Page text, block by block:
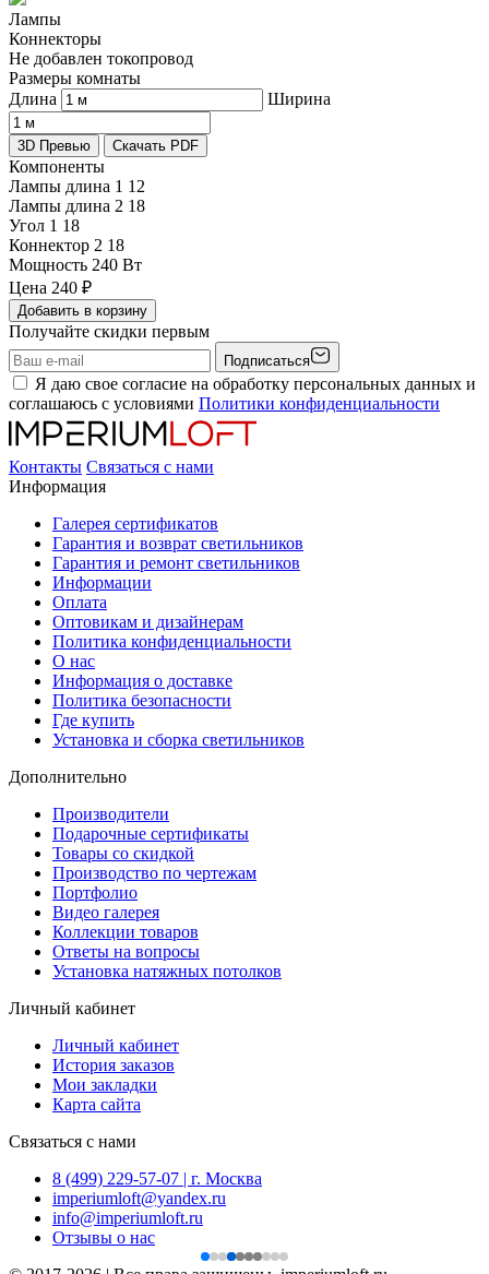
Лампы
Коннекторы
Не добавлен токопровод
Размеры комнаты
Длина
Ширина
3D Превью Скачать PDF
Компоненты
Лампы длина 1 12
Лампы длина 2 18
Угол 1 18
Коннектор 2 18
Мощность 240 Вт
Цена 240 ₽
Добавить в корзину
Получайте скидки первым
Подписаться
Я даю свое согласие на обработку персональных данных и
соглашаюсь с условиями Политики конфиденциальности
Контакты Связаться с нами
Информация
Галерея сертификатов
Гарантия и возврат светильников
Гарантия и ремонт светильников
Информации
Оплата
Оптовикам и дизайнерам
Политика конфиденциальности
О нас
Информация о доставке
Политика безопасности
Где купить
Установка и сборка светильников
Дополнительно
Производители
Подарочные сертификаты
Товары со скидкой
Производство по чертежам
Портфолио
Видео галерея
Коллекции товаров
Ответы на вопросы
Установка натяжных потолков
Личный кабинет
Личный кабинет
История заказов
Мои закладки
Карта сайта
Связаться с нами
8 (499) 229-57-07 | г. Москва
imperiumloft@yandex.ru
info@imperiumloft.ru
Отзывы о нас